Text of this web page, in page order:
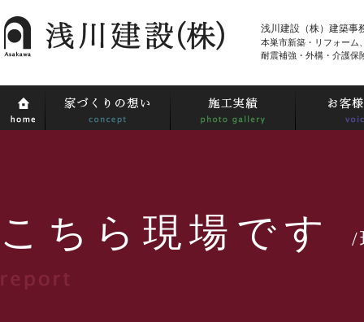
浅川建設（株）建築事
本巣市新築・リフォーム
耐震補強・外構・介護保
こちら現場です /